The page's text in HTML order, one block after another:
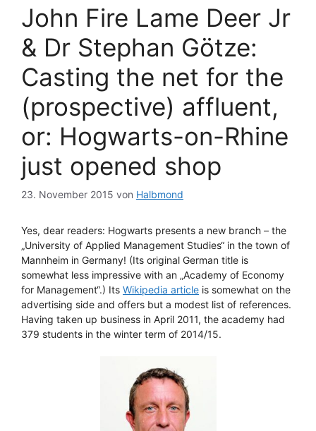
John Fire Lame Deer Jr
& Dr Stephan Götze:
Casting the net for the
(prospective) affluent,
or: Hogwarts-on-Rhine
just opened shop
23. November 2015 von Halbmond
Yes, dear readers: Hogwarts presents a new branch – the
„University of Applied Management Studies“ in the town of
Mannheim in Germany! (Its original German title is
somewhat less impressive with an „Academy of Economy
for Management“.) Its Wikipedia article is somewhat on the
advertising side and offers but a modest list of references.
Having taken up business in April 2011, the academy had
379 students in the winter term of 2014/15.